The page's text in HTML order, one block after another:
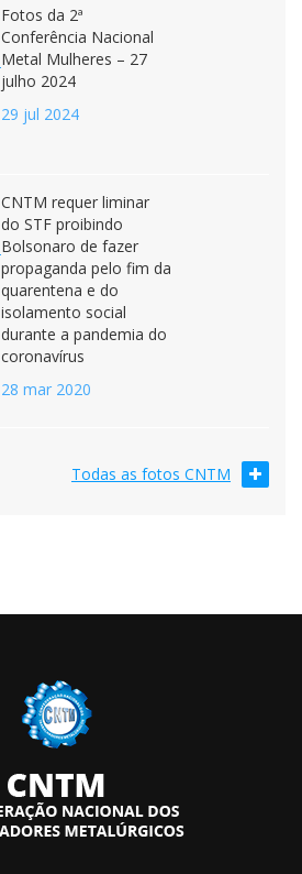
Fotos da 2ª
Conferência Nacional
Metal Mulheres – 27
julho 2024
29 jul 2024
CNTM requer liminar
do STF proibindo
Bolsonaro de fazer
propaganda pelo fim da
quarentena e do
isolamento social
durante a pandemia do
coronavírus
28 mar 2020
Todas as fotos CNTM